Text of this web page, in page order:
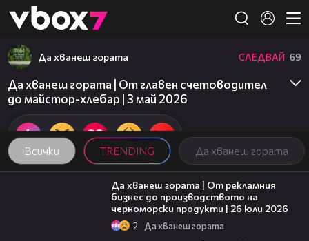
👾
Всички TRENDING Да хванеш гората
Да хванеш гората СЛЕДВАЙ 69
Да хванеш гората | От главен счетоводител
до майстор-хлебар | 3 май 2026
26:58
Да хванеш гората | От рекламния
бизнес до производството на
черноморски продукти | 26 юли 2026
2 Да хванеш гората